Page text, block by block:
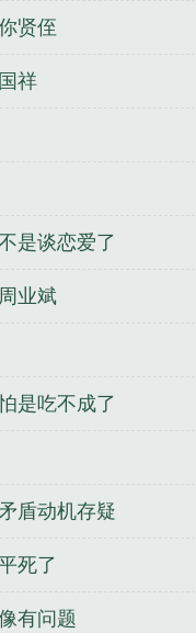
贤侄
祥
是谈恋爱了
业斌
是吃不成了
盾动机存疑
死了
有问题